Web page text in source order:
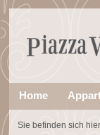
Home
Sie befinden sich